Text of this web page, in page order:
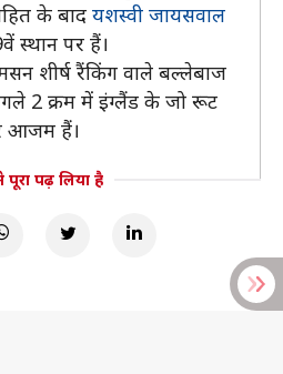
के बाद यशस्वी जायसवाल
स्थान पर हैं।
शीर्ष रैंकिंग वाले बल्लेबाज
2 क्रम में इंग्लैंड के जो रूट
आजम हैं।
पढ़ लिया है